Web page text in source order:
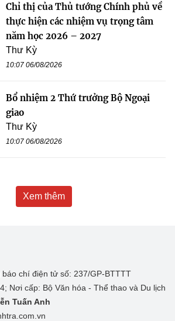
Chỉ thị của Thủ tướng Chính phủ về
thực hiện các nhiệm vụ trọng tâm
năm học 2026 – 2027
Thư Kỳ
10:07 06/08/2026
Bổ nhiệm 2 Thứ trưởng Bộ Ngoại
giao
Thư Kỳ
10:07 06/08/2026
Xem thêm
chí điện tử số: 237/GP-BTTTT
Nơi cấp: Bộ Văn hóa - Thể thao và Du lịch
Tuấn Anh